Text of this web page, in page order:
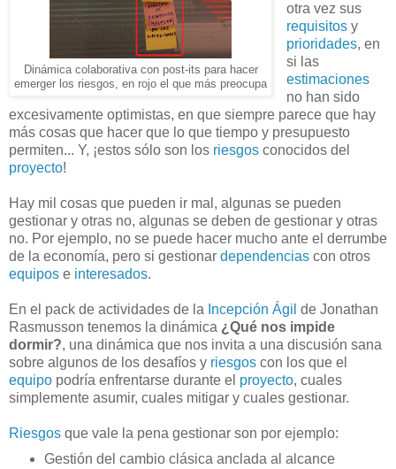
Dinámica colaborativa con post-its para hacer
emerger los riesgos, en rojo el que más preocupa
otra vez sus
requisitosy
prioridades, en
si las
estimaciones
no han sido
excesivamente optimistas, en que siempre parece que hay
más cosas que hacer que lo que tiempo y presupuesto
permiten... Y, ¡estos sólo son los riesgos conocidos del
proyecto!
Hay mil cosas que pueden ir mal, algunas se pueden
gestionar y otras no, algunas se deben de gestionar y otras
no. Por ejemplo, no se puede hacer mucho ante el derrumbe
de la economía, pero si gestionar dependencias con otros
equipos e interesados.
En el pack de actividades de la Incepción Ágil de Jonathan
Rasmusson tenemos la dinámica ¿Qué nos impide
dormir?, una dinámica que nos invita a una discusión sana
sobre algunos de los desafíos y riesgos con los que el
equipo podría enfrentarse durante el proyecto, cuales
simplemente asumir, cuales mitigar y cuales gestionar.
Riesgos que vale la pena gestionar son por ejemplo:
Gestión del cambio clásica anclada al alcance